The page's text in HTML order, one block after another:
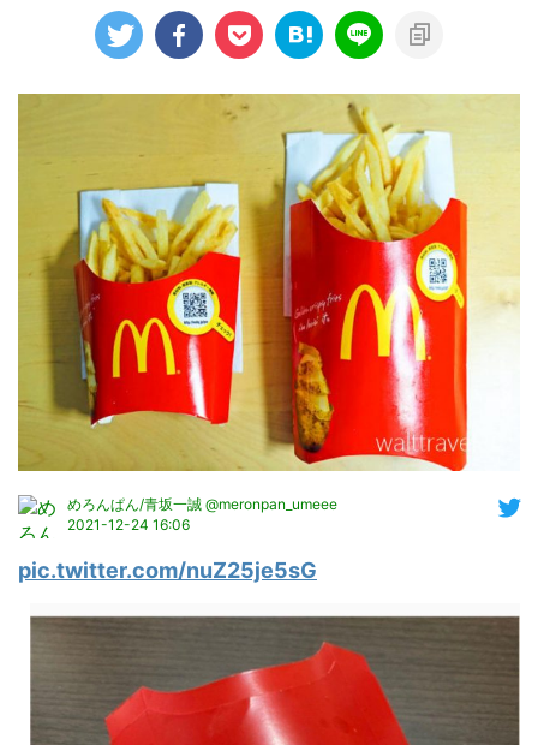
めろんぱん/青坂一誠 @meronpan_umeee
2021-12-24 16:06
pic.twitter.com/nuZ25je5sG